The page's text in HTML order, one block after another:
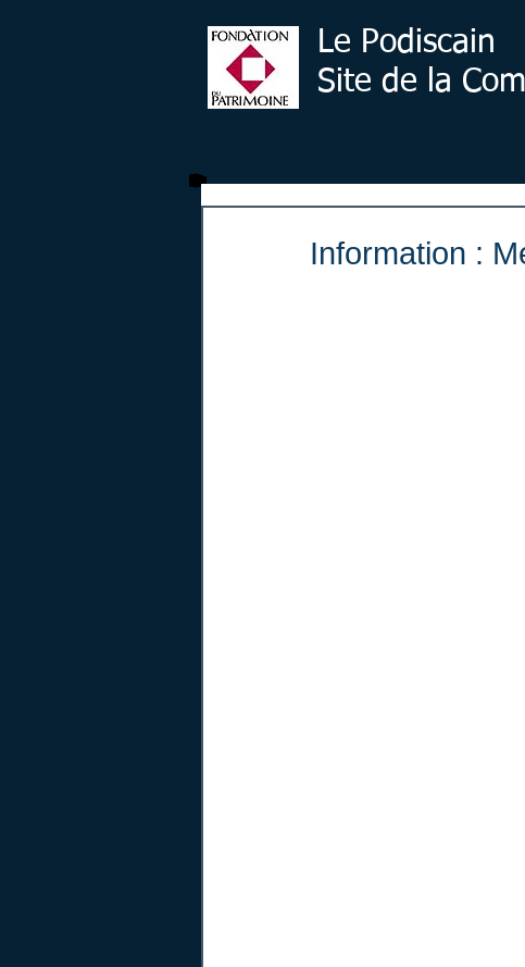
Le Podiscain
Site de la
Information :